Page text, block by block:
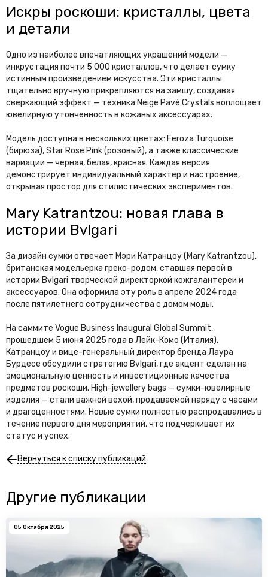
Искры роскоши: кристаллы, цвета
и детали
Одно из наиболее впечатляющих украшений модели —
инкрустация почти 5 000 кристаллов, что делает сумку
истинным произведением искусства. Эти кристаллы
тщательно вручную прикрепляются на замшу, создавая
сверкающий эффект — техника Neige Pavé Crystals воплощает
ювелирную утонченность в кожаных аксессуарах.
Модель доступна в нескольких цветах: Feroza Turquoise
(бирюза), Star Rose Pink (розовый), а также классические
вариации — черная, белая, красная. Каждая версия
демонстрирует индивидуальный характер и настроение,
открывая простор для стилистических экспериментов.
Mary Katrantzou: новая глава в
истории Bvlgari
За дизайн сумки отвечает Мэри Катранцоу (Mary Katrantzou),
британская модельерка греко-родом, ставшая первой в
истории Bvlgari творческой директоркой кожгалантереи и
аксессуаров. Она оформила эту роль в апреле 2024 года
после пятилетнего сотрудничества с домом моды.
На саммите Vogue Business Inaugural Global Summit,
прошедшем 5 июня 2025 года в Лейк-Комо (Италия),
Катранцоу и вице-генеральный директор бренда Лаура
Бурдесе обсудили стратегию Bvlgari, где акцент сделан на
эмоциональную ценность и инвестиционные качества
предметов роскоши. High-jewellery bags — сумки-ювелирные
изделия — стали важной вехой, продаваемой наряду с часами
и драгоценностями. Новые сумки полностью распродавались в
течение первого дня мероприятий, что подчеркивает их
статус и успех.
Вернуться к списку публикаций
Другие публикации
05 Октября 2025